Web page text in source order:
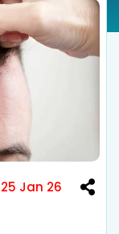
25 Jan 26